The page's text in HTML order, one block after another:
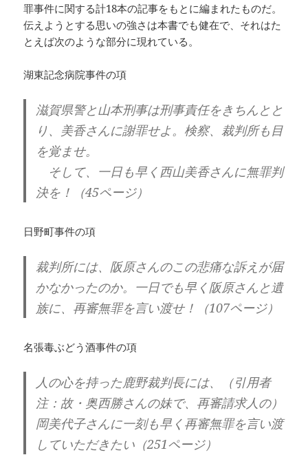
罪事件に関する計18本の記事をもとに編まれたものだ。
伝えようとする思いの強さは本書でも健在で、それはた
とえば次のような部分に現れている。
湖東記念病院事件の項
滋賀県警と山本刑事は刑事責任をきちんとと
り、美香さんに謝罪せよ。検察、裁判所も目
を覚ませ。
そして、一日も早く西山美香さんに無罪判
決を！（45ページ）
日野町事件の項
裁判所には、阪原さんのこの悲痛な訴えが届
かなかったのか。一日でも早く阪原さんと遺
族に、再審無罪を言い渡せ！（107ページ）
名張毒ぶどう酒事件の項
人の心を持った鹿野裁判長には、（引用者
注：故・奥西勝さんの妹で、再審請求人の）
岡美代子さんに一刻も早く再審無罪を言い渡
していただきたい（251ページ）